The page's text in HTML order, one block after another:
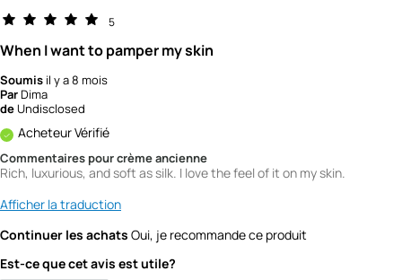
5
When I want to pamper my skin
Soumis il y a 8 mois
ParDima
deUndisclosed
Acheteur Vérifié
Commentaires pour crème ancienne
Rich, luxurious, and soft as silk. I love the feel of it on my skin.
Afficher la traduction
Continuer les achats Oui, je recommande ce produit
Est-ce que cet avis est utile?